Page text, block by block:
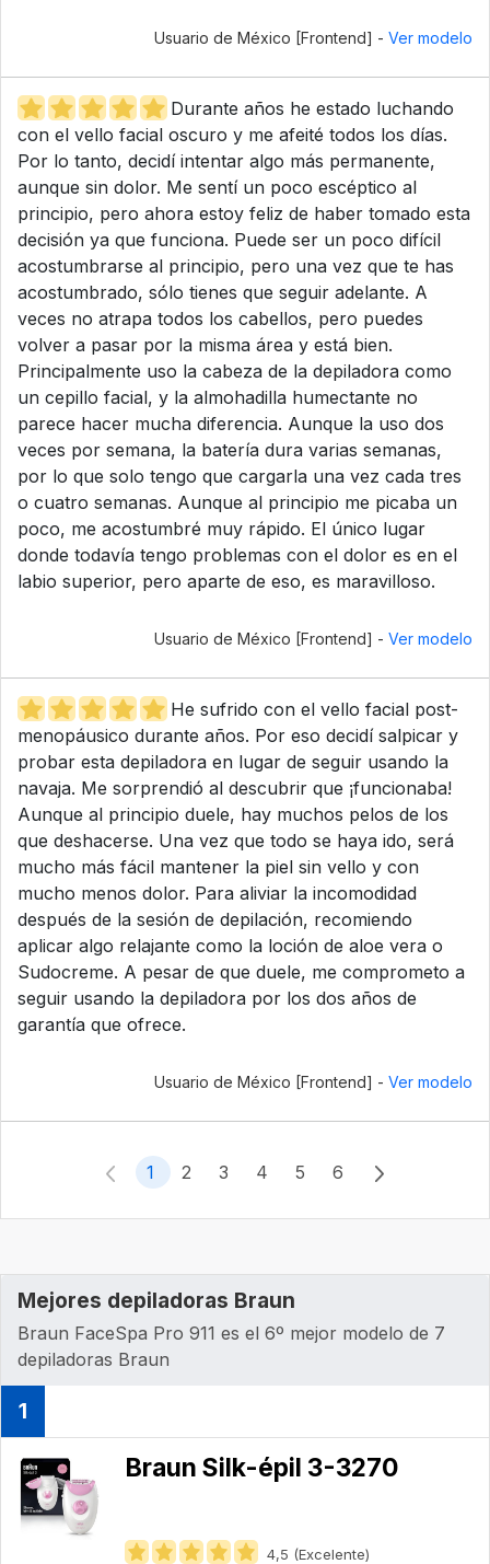
Usuario de México [Frontend] - Ver modelo
Durante años he estado luchando
con el vello facial oscuro y me afeité todos los días.
Por lo tanto, decidí intentar algo más permanente,
aunque sin dolor. Me sentí un poco escéptico al
principio, pero ahora estoy feliz de haber tomado esta
decisión ya que funciona. Puede ser un poco difícil
acostumbrarse al principio, pero una vez que te has
acostumbrado, sólo tienes que seguir adelante. A
veces no atrapa todos los cabellos, pero puedes
volver a pasar por la misma área y está bien.
Principalmente uso la cabeza de la depiladora como
un cepillo facial, y la almohadilla humectante no
parece hacer mucha diferencia. Aunque la uso dos
veces por semana, la batería dura varias semanas,
por lo que solo tengo que cargarla una vez cada tres
o cuatro semanas. Aunque al principio me picaba un
poco, me acostumbré muy rápido. El único lugar
donde todavía tengo problemas con el dolor es en el
labio superior, pero aparte de eso, es maravilloso.
Usuario de México [Frontend] - Ver modelo
He sufrido con el vello facial post-
menopáusico durante años. Por eso decidí salpicar y
probar esta depiladora en lugar de seguir usando la
navaja. Me sorprendió al descubrir que ¡funcionaba!
Aunque al principio duele, hay muchos pelos de los
que deshacerse. Una vez que todo se haya ido, será
mucho más fácil mantener la piel sin vello y con
mucho menos dolor. Para aliviar la incomodidad
después de la sesión de depilación, recomiendo
aplicar algo relajante como la loción de aloe vera o
Sudocreme. A pesar de que duele, me comprometo a
seguir usando la depiladora por los dos años de
garantía que ofrece.
Usuario de México [Frontend] - Ver modelo
1 2 3 4 5 6
Mejores depiladoras Braun
Braun FaceSpa Pro 911 es el 6º mejor modelo de 7
depiladoras Braun
1
Braun Silk-épil 3-3270
4,5 (Excelente)